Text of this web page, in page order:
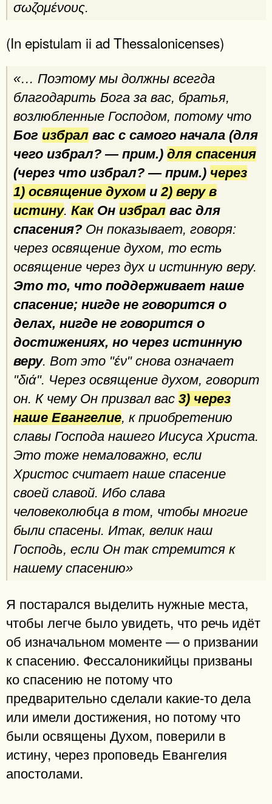
σωζομένους.
(In epistulam ii ad Thessalonicenses)
«… Поэтому мы должны всегда
благодарить Бога за вас, братья,
возлюбленные Господом, потому что
Бог избрал вас с самого начала (для
чего избрал? — прим.) для спасения
(через что избрал? — прим.) через
1) освящение духом и 2) веру в
истину. КакОн избрал вас для
спасения? Он показывает, говоря:
через освящение духом, то есть
освящение через дух и истинную веру.
Это то, что поддерживает наше
спасение; нигде не говорится о
делах, нигде не говорится о
достижениях, но через истинную
веру. Вот это "έν" снова означает
"διά". Через освящение духом, говорит
он. К чему Он призвал вас 3) через
наше Евангелие, к приобретению
славы Господа нашего Иисуса Христа.
Это тоже немаловажно, если
Христос считает наше спасение
своей славой. Ибо слава
человеколюбца в том, чтобы многие
были спасены. Итак, велик наш
Господь, если Он так стремится к
нашему спасению»
Я постарался выделить нужные места,
чтобы легче было увидеть, что речь идёт
об изначальном моменте — о призвании
к спасению. Фессалоникийцы призваны
ко спасению не потому что
предварительно сделали какие-то дела
или имели достижения, но потому что
были освящены Духом, поверили в
истину, через проповедь Евангелия
апостолами.